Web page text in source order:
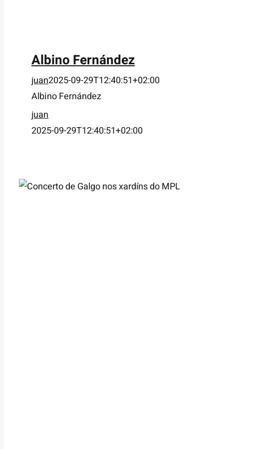
Albino Fernández
juan2025-09-29T12:40:51+02:00
Albino Fernández
juan
2025-09-29T12:40:51+02:00